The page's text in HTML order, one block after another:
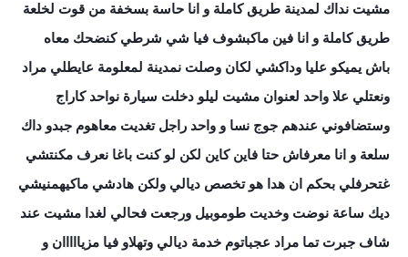
مشيت نداك لمدينة طريق كاملة و انا حاسة بسخفة من قوت لخلعة
طريق كاملة و انا فين ماكبشوف فيا شي شرطي كنضحك معاه
باش يميكو عليا وداكشي لكان وصلت نمدينة لمعلومة عايطلي مراد
ونعتلي علا واحد لعنوان مشيت ليلو دخلت سيارة نواحد كاراج
وستضافوني عندهم جوج نسا و واحد راجل تغديت معاهوم جبدو داك
سلعة و انا معرفاش حتا فاين كاين لكن لو كنت باغا نعرف مكنتشي
غتحرفلي بحكم ان هدا هو تخصص ديالي ولكن هادشي ماكيهمنيشي
ديك ساعة نوضت وخديت طوموبيل ورجعت فحالي لغدا مشيت عند
شاف جبرت تما مراد عجباتوم خدمة ديالي وتهلاو فيا مزيااااان و